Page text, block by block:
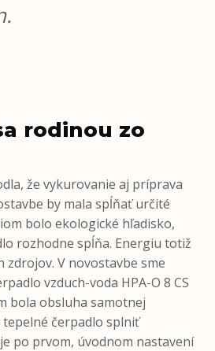
rodinou zo
že vykurovanie aj príprava
by mala spĺňať určité
bolo ekologické hľadisko,
rozhodne spĺňa. Energiu totiž
zdrojov. V novostavbe sme
vzduch-voda HPA-O 8 CS
bola obsluha samotnej
čerpadlo splniť
po prvom, úvodnom nastavení